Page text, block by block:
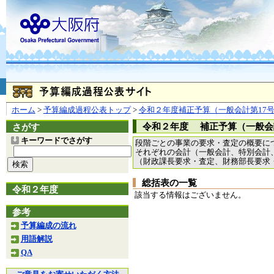
ホーム > 予算編成過程公表トップ> 令和２年度補正予算（一般会計第17
さがす
キーワードでさがす
令和２年度
参考
予算編成の流れ
用語解説
QA
令和２年度 補正予算（一般
段階ごとの事業の要求・査定の概要に
それぞれの会計（一般会計、特別会
（財政課長要求・査定、財務部長要
総括表の一覧
該当する情報はございません。
お問合せ
大阪府
（法人番号 4000020270008）
本庁 〒540-8570
大阪市
〒559-8555